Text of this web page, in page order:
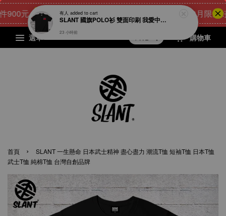
元 點我 立即購 23 天 [8月限量好
選單 購物車
首頁 ›
SLANT 一生懸命 日本武士精神 盡心盡力 潮流T恤 短袖T恤 日本T恤
武士T恤 純棉T恤 台灣自創品牌